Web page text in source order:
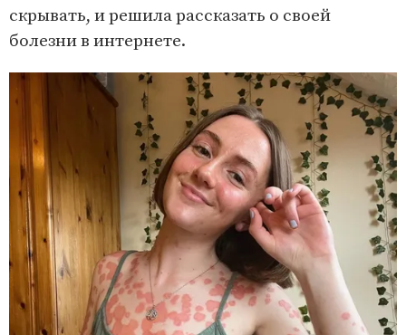
скрывать, и решила рассказать о своей
болезни в интернете.